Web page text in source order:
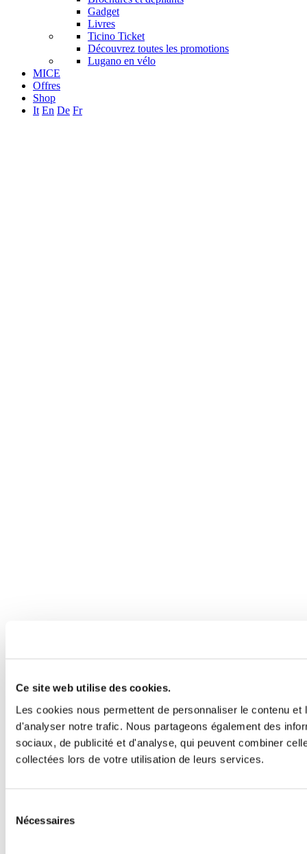
Ce site web utilise des cookies.
Les cookies nous permettent de personnaliser le contenu
d'analyser notre trafic. Nous partageons également des
sociaux, de publicité et d'analyse, qui peuvent combiner
collectées lors de votre utilisation de leurs services.
Nécessaires
Gadget
Livres
Ticino Ticket
Découvrez toutes les promotions
Lugano en vélo
MICE
Offres
Shop
It En De Fr